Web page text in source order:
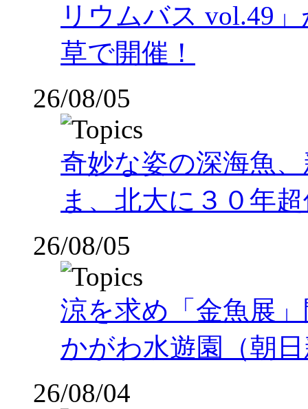
リウムバス vol.49
草で開催！
26/08/05
奇妙な姿の深海魚
ま、北大に３０年
26/08/05
涼を求め「金魚展
かがわ水遊園（朝
26/08/04